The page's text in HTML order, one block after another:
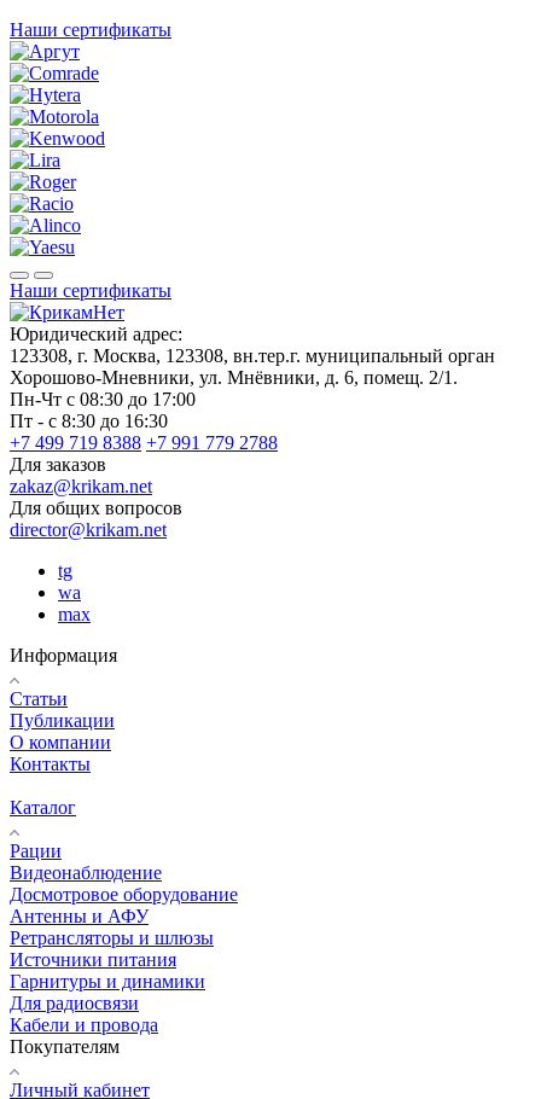
Наши сертификаты
Наши сертификаты
Юридический адрес:
123308, г. Москва, 123308, вн.тер.г. муниципальный орган
Хорошово-Мневники, ул. Мнёвники, д. 6, помещ. 2/1.
Пн-Чт с 08:30 до 17:00
Пт - с 8:30 до 16:30
+7 499 719 8388 +7 991 779 2788
Для заказов
zakaz@krikam.net
Для общих вопросов
director@krikam.net
tg
wa
max
Информация
Статьи
Публикации
О компании
Контакты
Каталог
Рации
Видеонаблюдение
Досмотровое оборудование
Антенны и АФУ
Ретрансляторы и шлюзы
Источники питания
Гарнитуры и динамики
Для радиосвязи
Кабели и провода
Покупателям
Личный кабинет